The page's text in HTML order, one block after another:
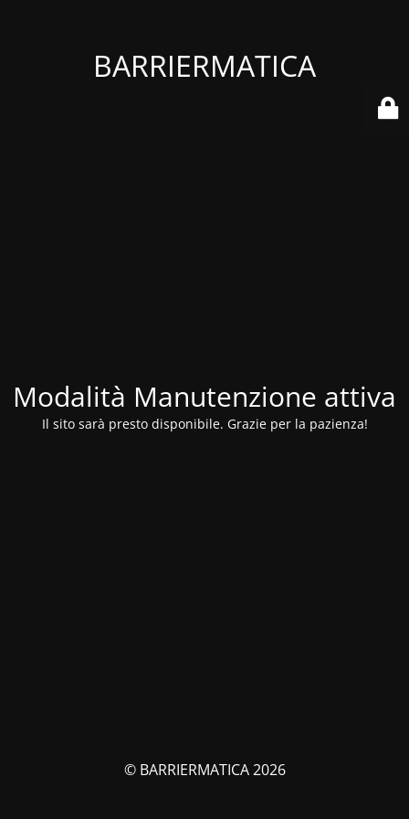
BARRIERMATICA
Modalità Manutenzione attiva
Il sito sarà presto disponibile. Grazie per la pazienza!
© BARRIERMATICA 2026